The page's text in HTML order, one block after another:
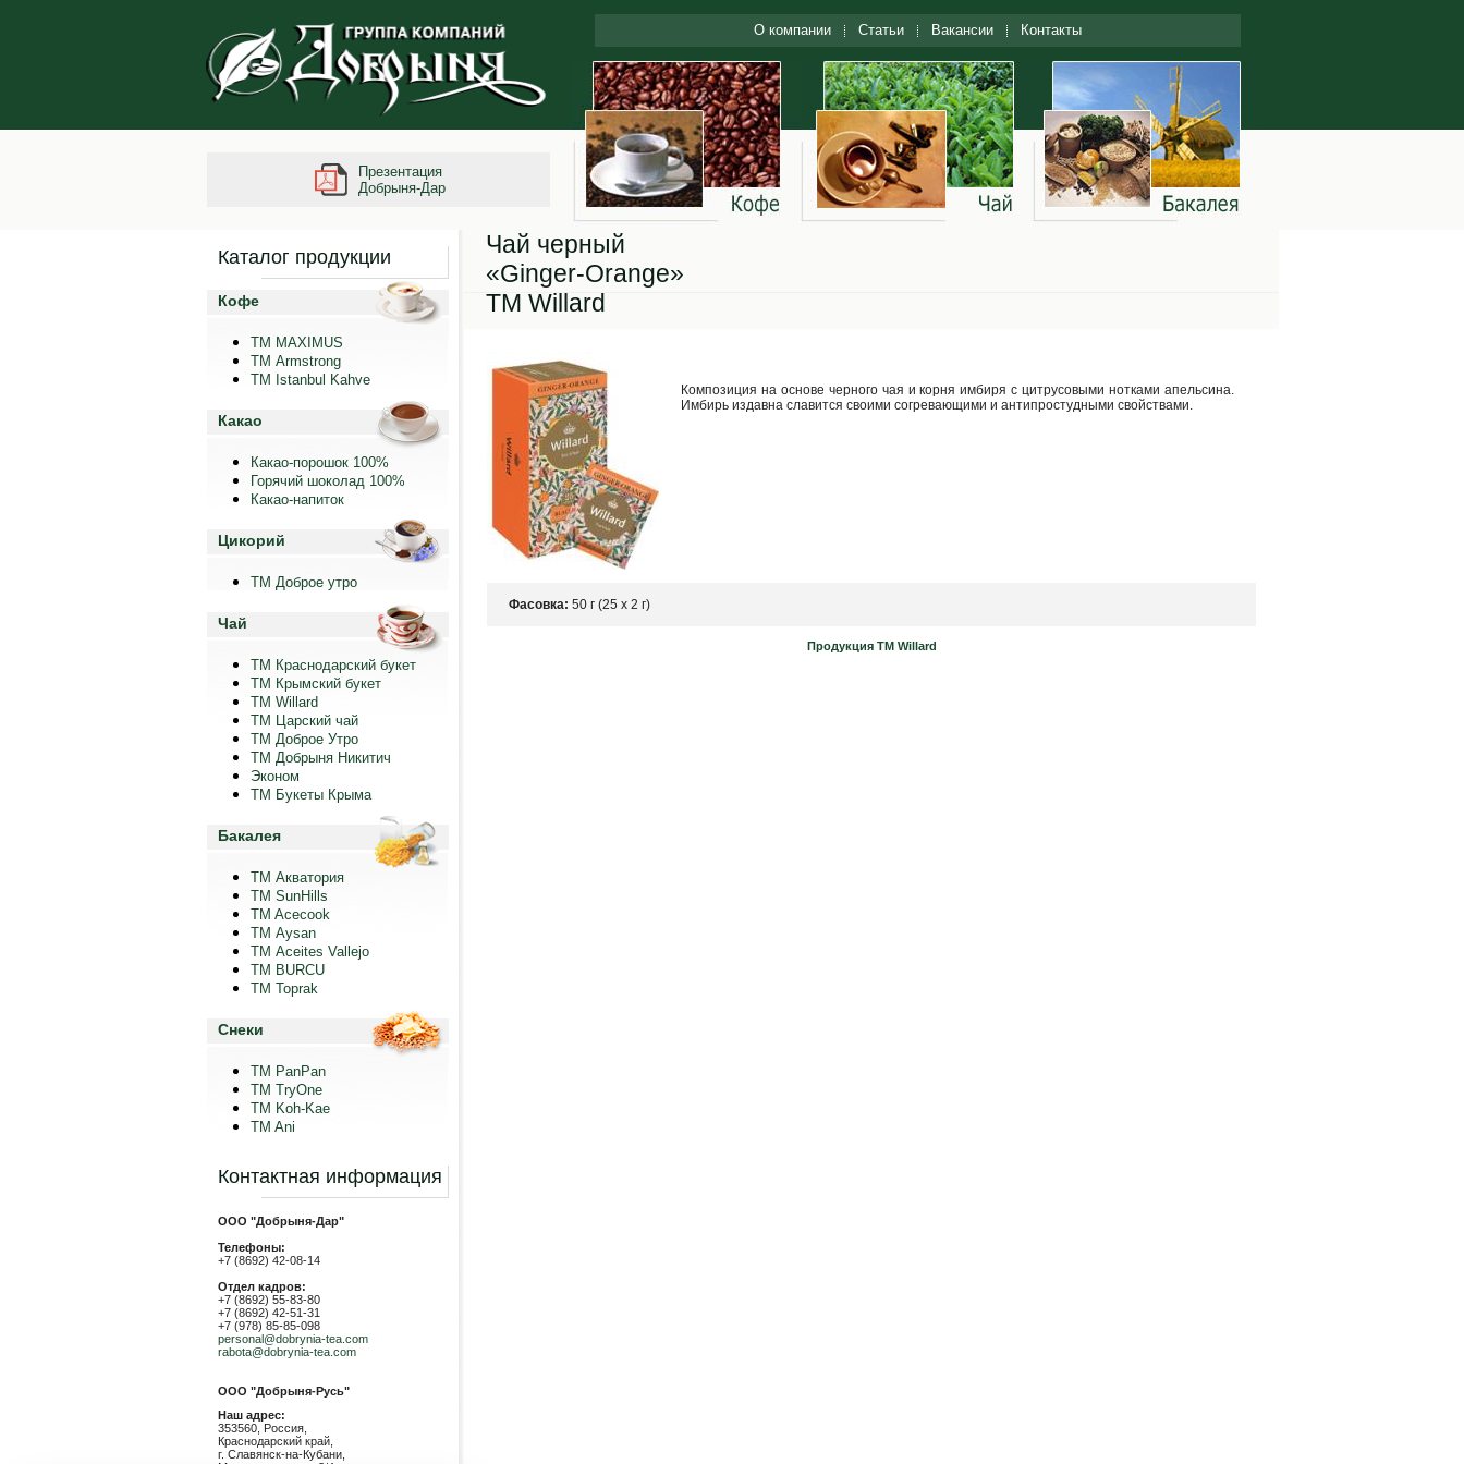
Презентация
Добрыня-Дар
О компании Статьи Вакансии Контакты
Каталог продукции
Кофе
ТМ MAXIMUS
ТМ Armstrong
TM Istanbul Kahve
Какао
Какао-порошок 100%
Горячий шоколад 100%
Какао-напиток
Цикорий
ТМ Доброе утро
Чай
ТМ Краснодарский букет
ТМ Крымский букет
ТМ Willard
ТМ Царский чай
ТМ Доброе Утро
ТМ Добрыня Никитич
Эконом
ТМ Букеты Крыма
Бакалея
ТМ Акватория
ТМ SunHills
TM Acecook
ТМ Aysan
ТМ Aceites Vallejo
TM BURCU
TM Toprak
Снеки
TM PanPan
ТМ TryOne
ТМ Koh-Kae
TM Ani
Контактная информация
ООО "Добрыня-Дар"
Телефоны:
+7 (8692) 42-08-14
Отдел кадров:
+7 (8692) 55-83-80
+7 (8692) 42-51-31
+7 (978) 85-85-098
personal@dobrynia-tea.com
rabota@dobrynia-tea.com
ООО "Добрыня-Русь"
Наш адрес:
353560, Россия,
Краснодарский край,
г. Славянск-на-Кубани,
Чай черный
«Ginger-Orange»
ТМ Willard
Композиция на основе черного чая и корня имбиря с цитрусовыми нотками апельсина.
Имбирь издавна славится своими согревающими и антипростудными свойствами.
Фасовка: 50 г (25 х 2 г)
Продукция ТМ Willard